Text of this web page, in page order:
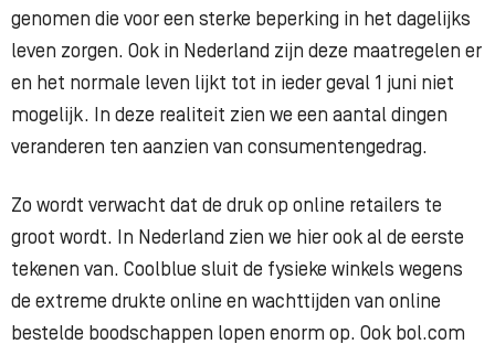
genomen die voor een sterke beperking in het dagelijks
leven zorgen. Ook in Nederland zijn deze maatregelen er
en het normale leven lijkt tot in ieder geval 1 juni niet
mogelijk. In deze realiteit zien we een aantal dingen
veranderen ten aanzien van consumentengedrag.
Zo wordt verwacht dat de druk op online retailers te
groot wordt. In Nederland zien we hier ook al de eerste
tekenen van. Coolblue sluit de fysieke winkels wegens
de extreme drukte online en wachttijden van online
bestelde boodschappen lopen enorm op. Ook bol.com